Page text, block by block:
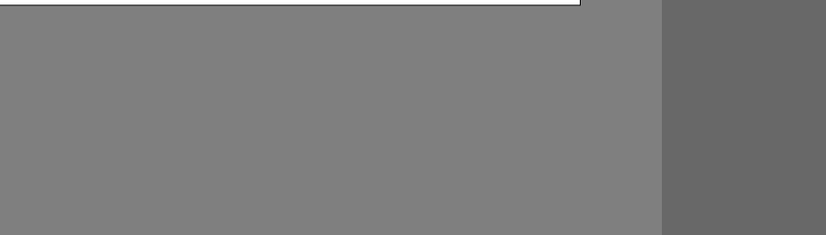
unser Partnerprogramm zu betreiben.
Drittseiten möglichst relevant für Sie zu gestalten. Bitte beachten Sie, dass Daten hierfür
z.B. Google oder soziale Medien übertragen werden.